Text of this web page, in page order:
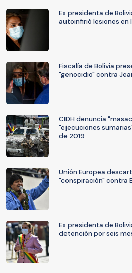
Ex presidenta de
autoinfirió lesiones en
Fiscalía de Bolivia
"genocidio" contra
CIDH denuncia
"ejecuciones
de 2019
Unión Europea
"conspiración" contra
Ex presidenta de
detención por seis